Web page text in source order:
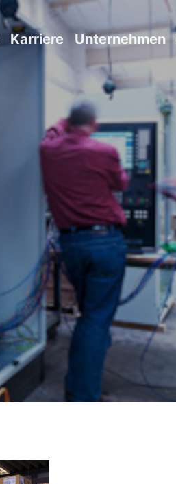
Karriere Unternehmen